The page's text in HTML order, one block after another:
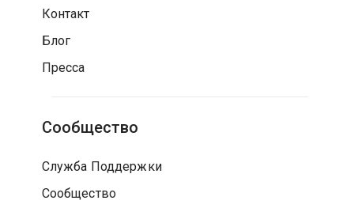
Контакт
Блог
Пресса
Сообщество
Служба Поддержки
Сообщество